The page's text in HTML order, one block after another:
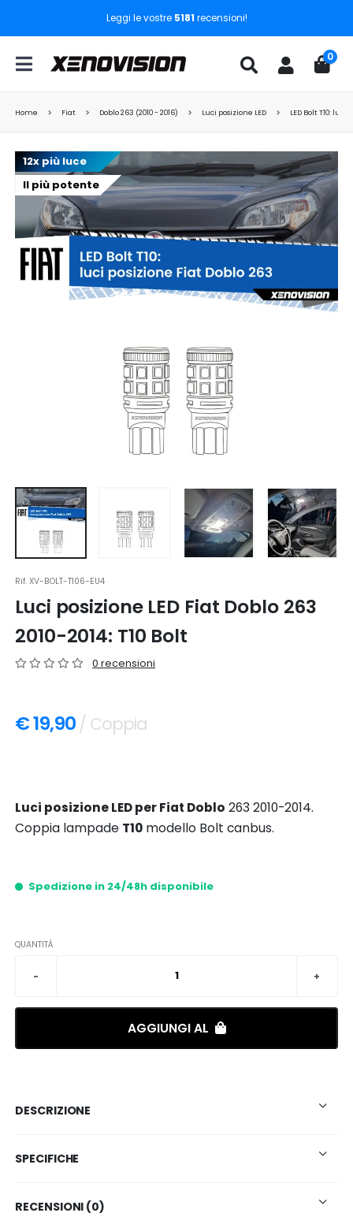
Leggi le vostre 5181 recensioni!
0
Home Fiat Doblo 263 (2010 - 2016) Luci posizione LED LED Bolt T10:
12x più luce
Il più potente
Rif.XV-BOLT-T106-EU4
Luci posizione LED Fiat Doblo 263
2010-2014: T10 Bolt
0 recensioni
€ 19,90 / Coppia
Luci posizione LED per Fiat Doblo 263 2010-2014.
Coppia lampade T10 modello Bolt canbus.
Spedizione in 24/48h disponibile
QUANTITÀ
AGGIUNGI AL
DESCRIZIONE
SPECIFICHE
RECENSIONI (0)